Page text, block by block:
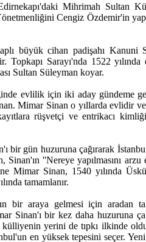
Mihrimah Sultan
Cengiz Özdemir'in
büyük cihan padişahı Kanuni
Topkapı Sarayı'nda 1522
Sultan Süleyman koyar.
evlilik için iki aday gündeme
Mimar Sinan o yıllarda evlidir ve
rüşvetçi ve entrikacı
bir gün huzuruna çağırarak
''Nereye yapılmasını arzu
Mimar Sinan, 1540 yılında
tamamlanır.
bir araya gelmesi için aradan
Sinan'ı bir kez daha huzuruna
külliyenin yerini de tıpkı ilkinde
en yüksek tepesini seçer.